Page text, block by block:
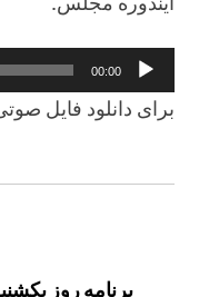
پخش‌کننده
صوت
00:00
برای دانلود فایل